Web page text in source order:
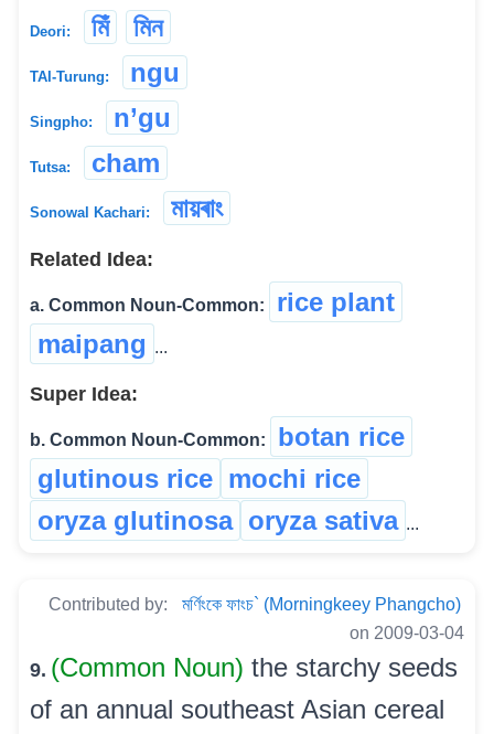
Deori: মিঁ মিন
TAI-Turung: ngu
Singpho: n’gu
Tutsa: cham
Sonowal Kachari: মায়ৰাং
Related Idea:
a. Common Noun-Common:
rice plant
maipang ...
Super Idea:
b. Common Noun-Common:
botan rice
glutinous rice mochi rice
oryza glutinosa oryza sativa ...
Contributed by:
মৰ্ণিংকে ফাংচ` (Morningkeey Phangcho)
on 2009-03-04
9. (Common Noun) the starchy seeds
of an annual southeast Asian cereal